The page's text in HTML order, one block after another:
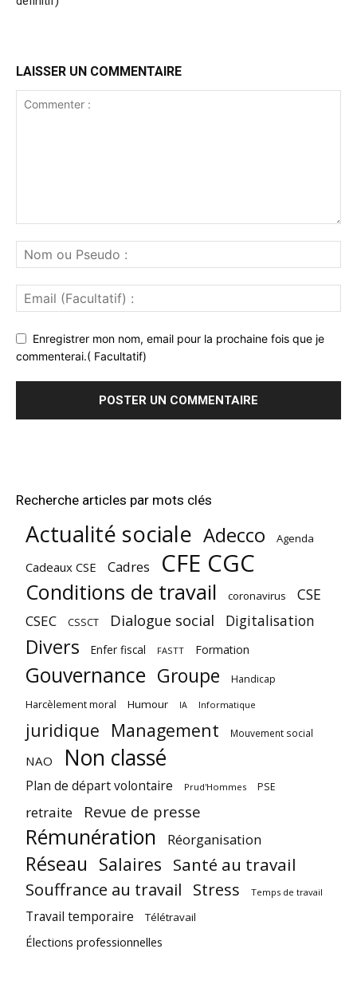
LAISSER UN COMMENTAIRE
Enregistrer mon nom, email pour la prochaine fois que je
commenterai.( Facultatif)
Recherche articles par mots clés
Actualité sociale Adecco Agenda
Cadeaux CSE Cadres CFE CGC
Conditions de travail coronavirus CSE
CSEC CSSCT Dialogue social Digitalisation
Divers Enfer fiscal FASTT Formation
Gouvernance Groupe Handicap
Harcèlement moral Humour IA Informatique
juridique Management Mouvement social
NAO Non classé
Plan de départ volontaire Prud'Hommes PSE
retraite Revue de presse
Rémunération Réorganisation
Réseau Salaires Santé au travail
Souffrance au travail Stress Temps de travail
Travail temporaire Télétravail
Élections professionnelles